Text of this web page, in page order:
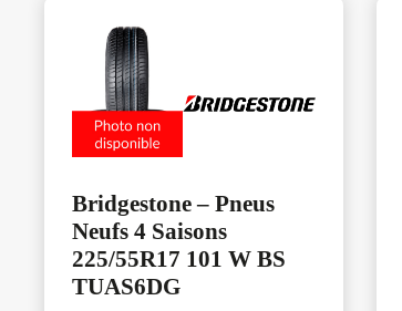
Bridgestone – Pneus
Neufs 4 Saisons
225/55R17 101 W BS
TUAS6DG